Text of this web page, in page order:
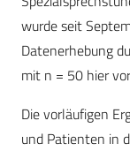
wurde seit
Datenerhebung
mit n = 50 hier
Die vorläufigen
und Patienten in